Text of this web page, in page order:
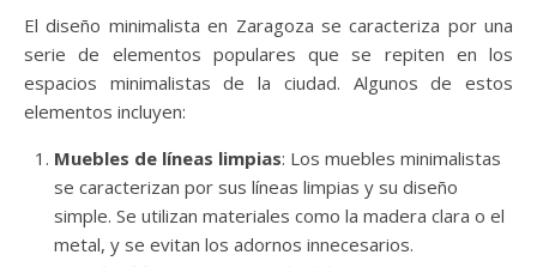
El diseño minimalista en Zaragoza se caracteriza por una
serie de elementos populares que se repiten en los
espacios minimalistas de la ciudad. Algunos de estos
elementos incluyen:
Muebles de líneas limpias: Los muebles minimalistas
se caracterizan por sus líneas limpias y su diseño
simple. Se utilizan materiales como la madera clara o el
metal, y se evitan los adornos innecesarios.